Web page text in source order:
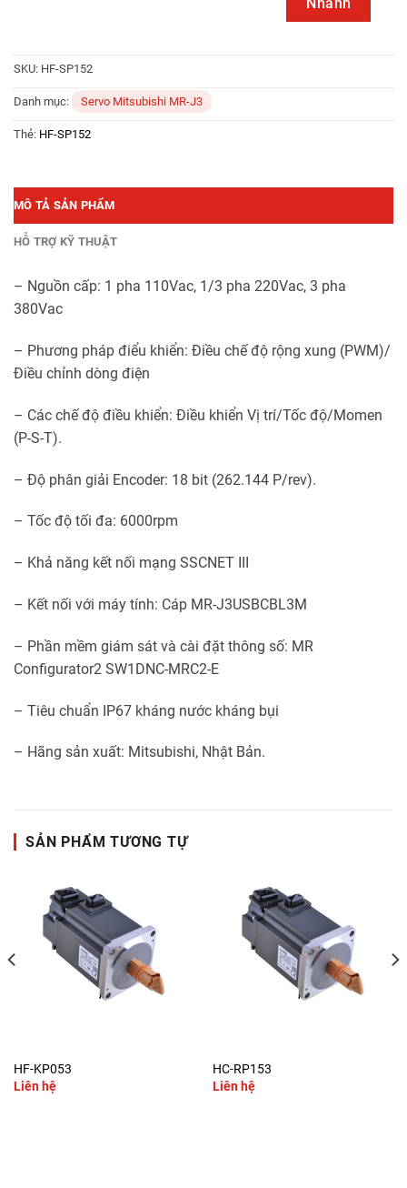
SKU: HF-SP152
Danh mục: Servo Mitsubishi MR-J3
Thẻ: HF-SP152
MÔ TẢ SẢN PHẨM
HỖ TRỢ KỸ THUẬT
– Nguồn cấp: 1 pha 110Vac, 1/3 pha 220Vac, 3 pha
380Vac
– Phương pháp điểu khiển: Điều chế độ rộng xung (PWM)/
Điều chỉnh dòng điện
– Các chế độ điều khiển: Điều khiển Vị trí/Tốc độ/Momen
(P-S-T).
– Độ phân giải Encoder: 18 bit (262.144 P/rev).
– Tốc độ tối đa: 6000rpm
– Khả năng kết nối mạng SSCNET III
– Kết nối với máy tính: Cáp MR-J3USBCBL3M
– Phần mềm giám sát và cài đặt thông số: MR
Configurator2 SW1DNC-MRC2-E
– Tiêu chuẩn IP67 kháng nước kháng bụi
– Hãng sản xuất: Mitsubishi, Nhật Bản.
SẢN PHẨM TƯƠNG TỰ
HF-KP053
Liên hệ
HC-RP153
Liên hệ